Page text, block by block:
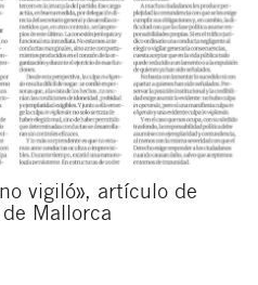
vigiló», artículo de
Mallorca